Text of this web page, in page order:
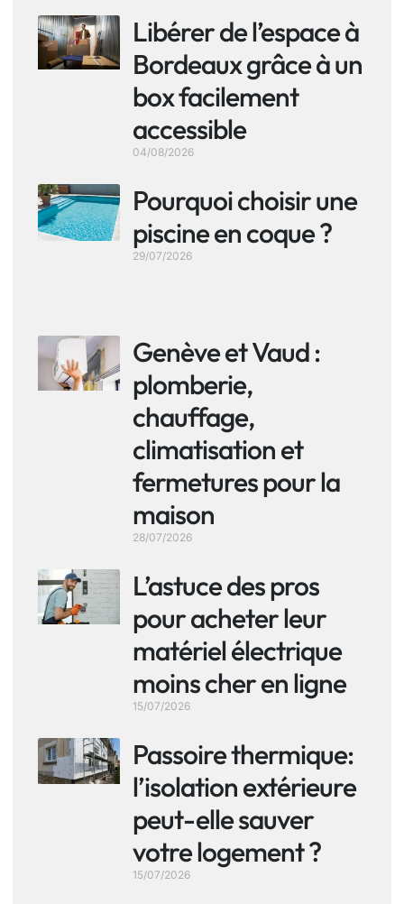
Libérer de l’espace à
Bordeaux grâce à un
box facilement
accessible
04/08/2026
Pourquoi choisir une
piscine en coque ?
29/07/2026
Genève et Vaud :
plomberie,
chauffage,
climatisation et
fermetures pour la
maison
28/07/2026
L’astuce des pros
pour acheter leur
matériel électrique
moins cher en ligne
15/07/2026
Passoire thermique:
l’isolation extérieure
peut-elle sauver
votre logement ?
15/07/2026